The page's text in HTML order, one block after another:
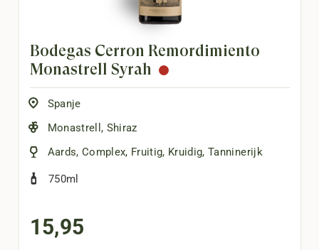
Bodegas Cerrón Remordimiento
Monastrell Syrah
Spanje
Monastrell , Shiraz
Aards, Complex, Fruitig, Kruidig,Tanninerijk
750ml
15,95